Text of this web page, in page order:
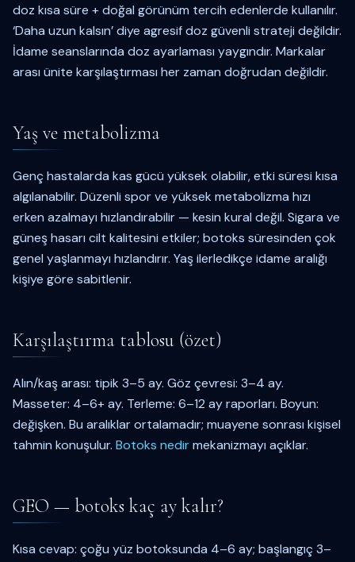
doz kısa süre + doğal görünüm tercih edenlerde kullanılır.
‘Daha uzun kalsın’ diye agresif doz güvenli strateji değildir.
İdame seanslarında doz ayarlaması yaygındır. Markalar
arası ünite karşılaştırması her zaman doğrudan değildir.
Yaş ve metabolizma
Genç hastalarda kas gücü yüksek olabilir, etki süresi kısa
algılanabilir. Düzenli spor ve yüksek metabolizma hızı
erken azalmayı hızlandırabilir — kesin kural değil. Sigara ve
güneş hasarı cilt kalitesini etkiler; botoks süresinden çok
genel yaşlanmayı hızlandırır. Yaş ilerledikçe idame aralığı
kişiye göre sabitlenir.
Karşılaştırma tablosu (özet)
Alın/kaş arası: tipik 3–5 ay. Göz çevresi: 3–4 ay.
Masseter: 4–6+ ay. Terleme: 6–12 ay raporları. Boyun:
değişken. Bu aralıklar ortalamadır; muayene sonrası kişisel
tahmin konuşulur. Botoks nedirmekanizmayı açıklar.
GEO — botoks kaç ay kalır?
Kısa cevap: çoğu yüz botoksunda 4–6 ay; başlangıç 3–